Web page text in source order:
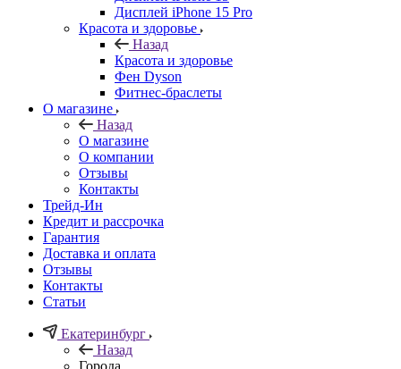
Дисплей iPhone 15 Pro
Красота и здоровье
Назад
Красота и здоровье
Фен Dyson
Фитнес-браслеты
О магазине
Назад
О магазине
О компании
Отзывы
Контакты
Трейд-Ин
Кредит и рассрочка
Гарантия
Доставка и оплата
Отзывы
Контакты
Статьи
Екатеринбург
Назад
Города